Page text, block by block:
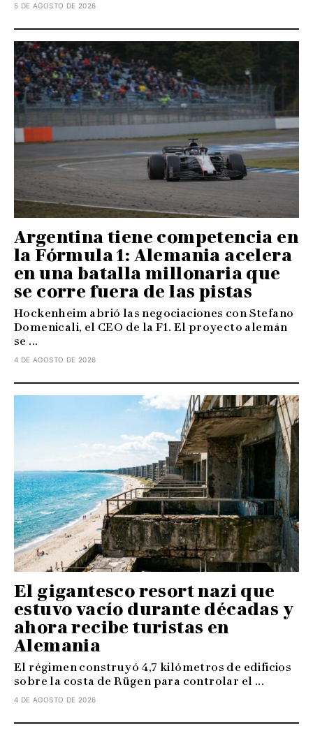
5 DE AGOSTO DE 2026
Argentina tiene competencia en
la Fórmula 1: Alemania acelera
en una batalla millonaria que
se corre fuera de las pistas
Hockenheim abrió las negociaciones con Stefano
Domenicali, el CEO de la F1. El proyecto alemán
se ...
4 DE AGOSTO DE 2026
El gigantesco resort nazi que
estuvo vacío durante décadas y
ahora recibe turistas en
Alemania
El régimen construyó 4,7 kilómetros de edificios
sobre la costa de Rügen para controlar el ...
4 DE AGOSTO DE 2026